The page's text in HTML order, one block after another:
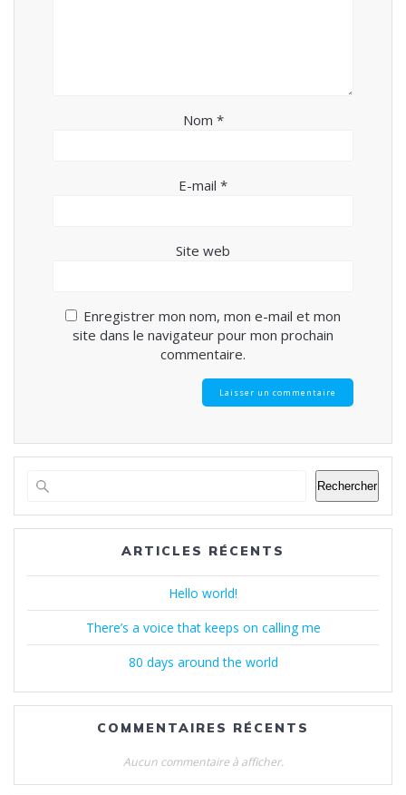
Nom *
E-mail *
Site web
Enregistrer mon nom, mon e-mail et mon
site dans le navigateur pour mon prochain
commentaire.
Rechercher
ARTICLES RÉCENTS
Hello world!
There’s a voice that keeps on calling me
80 days around the world
COMMENTAIRES RÉCENTS
Aucun commentaire à afficher.